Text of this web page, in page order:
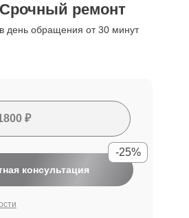
Срочный ремонт
в день обращения от 30 минут
₽
консультация
-25%